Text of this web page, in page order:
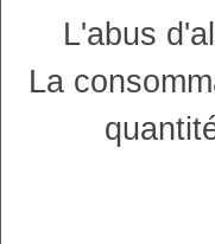
L'abus
La